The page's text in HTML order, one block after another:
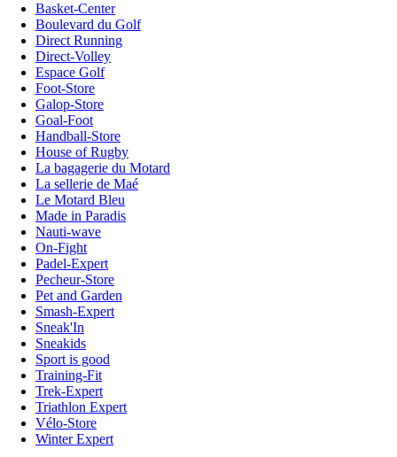
Basket-Center
Boulevard du Golf
Direct Running
Direct-Volley
Espace Golf
Foot-Store
Galop-Store
Goal-Foot
Handball-Store
House of Rugby
La bagagerie du Motard
La sellerie de Maé
Le Motard Bleu
Made in Paradis
Nauti-wave
On-Fight
Padel-Expert
Pecheur-Store
Pet and Garden
Smash-Expert
Sneak'In
Sneakids
Sport is good
Training-Fit
Trek-Expert
Triathlon Expert
Vélo-Store
Winter Expert